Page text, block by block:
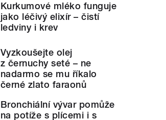
Kurkumové mléko funguje
jako léčivý elixír – čistí
ledviny i krev
Vyzkoušejte olej
z černuchy seté – ne
nadarmo se mu říkalo
černé zlato faraonů
Bronchiální vývar pomůže
na potíže s plícemi i s